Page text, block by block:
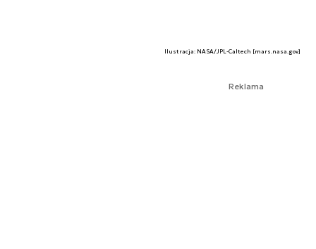
Ilustracja: NASA/JPL-Caltech [mars.nasa.gov]
Reklama